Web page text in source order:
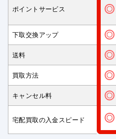
ポイントサービス
下取交換アップ
送料
買取方法
キャンセル料
宅配買取の入金スピード